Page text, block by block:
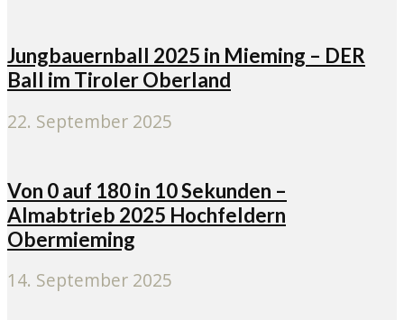
Jungbauernball 2025 in Mieming – DER
Ball im Tiroler Oberland
22. September 2025
Von 0 auf 180 in 10 Sekunden –
Almabtrieb 2025 Hochfeldern
Obermieming
14. September 2025